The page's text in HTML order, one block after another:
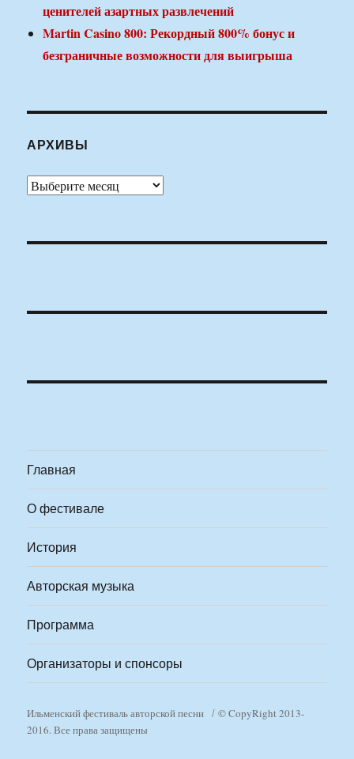
ценителей азартных развлечений
Martin Casino 800: Рекордный 800% бонус и
безграничные возможности для выигрыша
АРХИВЫ
Архивы
Главная
О фестивале
История
Авторская музыка
Программа
Организаторы и спонсоры
Ильменский фестиваль авторской песни
© CopyRight 2013-
2016. Все права защищены